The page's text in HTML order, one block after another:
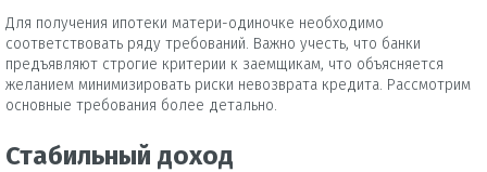
Для получения ипотеки матери-одиночке необходимо
соответствовать ряду требований. Важно учесть, что банки
предъявляют строгие критерии к заемщикам, что объясняется
желанием минимизировать риски невозврата кредита. Рассмотрим
основные требования более детально.
Стабильный доход